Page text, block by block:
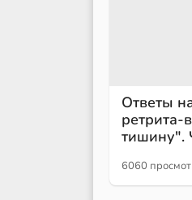
Ответы
ретрита-
тишину".
6060